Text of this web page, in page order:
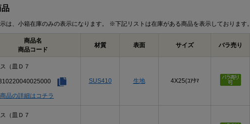
品
は、小箱在庫のみの表示になります。 ※下記リストは在庫がある商品を表示しております。
商品名
商品コード
材質 表面 サイズ バラ売り
（皿Ｄ７
品の詳細はコチラ
SUS410 生地 4X25(ｺｱﾀﾏ
（皿Ｄ７